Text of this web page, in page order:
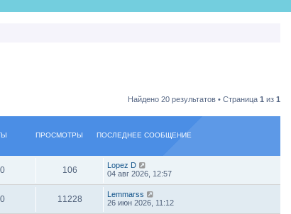
Найдено 20 результатов • Страница 1 из 1
ПРОСМОТРЫ ПОСЛЕДНЕЕ СООБЩЕНИЕ
0 106
Lopez D
04 авг 2026, 12:57
0 11228
Lemmarss
26 июн 2026, 11:12